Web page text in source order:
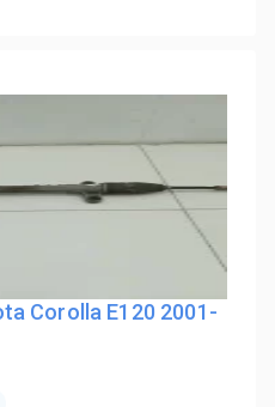
Corolla E120 2001-